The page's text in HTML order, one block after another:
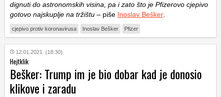
dignuti do astronomskih visina, pa i zato što je Pfizerovo cjepivo
gotovo najskuplje na tržištu – piše Inoslav Bešker
cjepivo protiv koronavirusa Inoslav Bešker Pfizer
12.01.2021. (18:30)
Hejtklik
Bešker: Trump im je bio dobar kad je donosio
klikove i zaradu